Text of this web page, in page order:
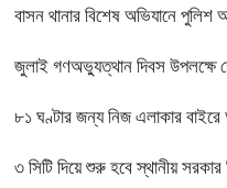
বাসন থানার বিশেষ অভিযানে
জুলাই গণঅভ্যুত্থান দিবস উপলক্ষে
৮১ ঘণ্টার জন্য নিজ এলাকার বাইরে
৩ সিটি দিয়ে শুরু হবে স্থানীয় সরকার